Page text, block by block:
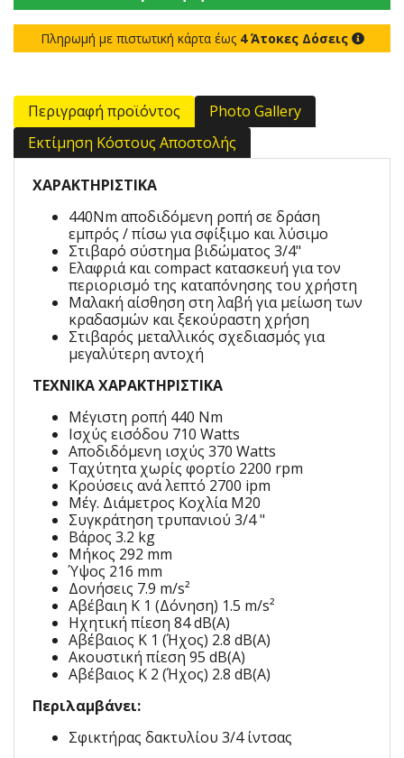
Πληρωμή με πιστωτική κάρτα έως 4 Άτοκες Δόσεις
Περιγραφή προϊόντος
Photo Gallery
Εκτίμηση Κόστους Αποστολής
ΧΑΡΑΚΤΗΡΙΣΤΙΚΑ
440Nm αποδιδόμενη ροπή σε δράση
εμπρός / πίσω για σφίξιμο και λύσιμο
Στιβαρό σύστημα βιδώματος 3/4"
Ελαφριά και compact κατασκευή για τον
περιορισμό της καταπόνησης του χρήστη
Μαλακή αίσθηση στη λαβή για μείωση των
κραδασμών και ξεκούραστη χρήση
Στιβαρός μεταλλικός σχεδιασμός για
μεγαλύτερη αντοχή
ΤΕΧΝΙΚΑ ΧΑΡΑΚΤΗΡΙΣΤΙΚΑ
Μέγιστη ροπή 440 Nm
Ισχύς εισόδου 710 Watts
Αποδιδόμενη ισχύς 370 Watts
Ταχύτητα χωρίς φορτίο 2200 rpm
Κρούσεις ανά λεπτό 2700 ipm
Μέγ. Διάμετρος Κοχλία M20
Συγκράτηση τρυπανιού 3/4 "
Βάρος 3.2 kg
Μήκος 292 mm
Ύψος 216 mm
Δονήσεις 7.9 m/s²
Αβέβαιη K 1 (Δόνηση) 1.5 m/s²
Ηχητική πίεση 84 dB(A)
Αβέβαιος K 1 (Ήχος) 2.8 dB(A)
Ακουστική πίεση 95 dB(A)
Αβέβαιος K 2 (Ήχος) 2.8 dB(A)
Περιλαμβάνει:
Σφικτήρας δακτυλίου 3/4 ίντσας